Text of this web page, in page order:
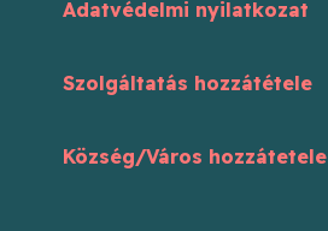
Adatvédelmi nyilatkozat
Szolgáltatás hozzátétele
Község/Város hozzátetele